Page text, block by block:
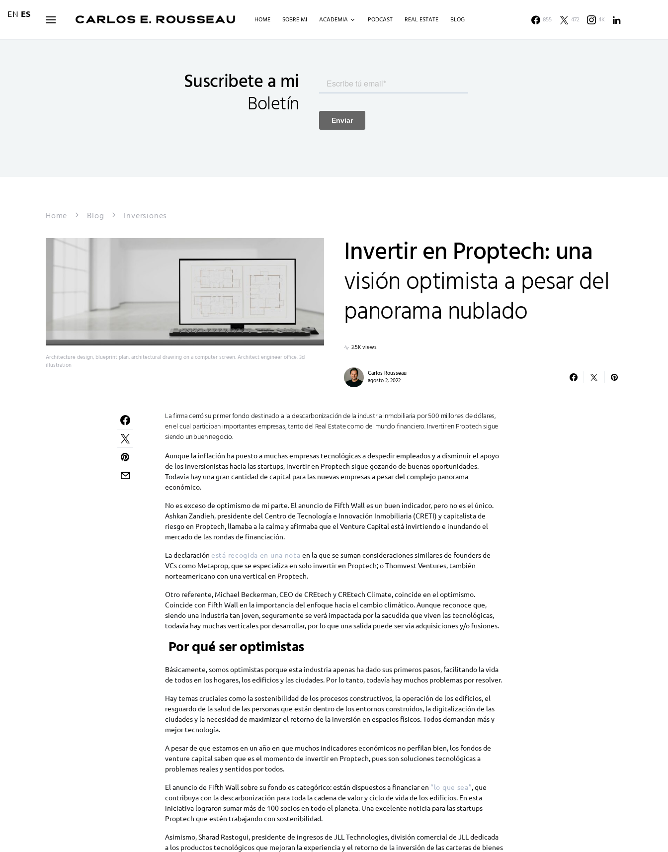
HOME SOBRE MI ACADEMIA PODCAST REAL ESTATE BLOG 855 472 4K
Suscribete a mi
Boletín
Home Blog Inversiones
Architecture design, blueprint plan, architectural drawing on a computer screen. Architect engineer office. 3d
illustration
Invertir en Proptech: una
visión optimista a pesar del
panorama nublado
3.5K views
Carlos Rousseau
agosto 2, 2022
La firma cerró su primer fondo destinado a la descarbonización de la industria inmobiliaria por 500 millones de dólares,
en el cual participan importantes empresas, tanto del Real Estate como del mundo financiero. Invertir en Proptech sigue
siendo un buen negocio.
Aunque la inflación ha puesto a muchas empresas tecnológicas a despedir empleados y a disminuir el apoyo
de los inversionistas hacia las startups, invertir en Proptech sigue gozando de buenas oportunidades.
Todavía hay una gran cantidad de capital para las nuevas empresas a pesar del complejo panorama
económico.
No es exceso de optimismo de mi parte. El anuncio de Fifth Wall es un buen indicador, pero no es el único.
Ashkan Zandieh, presidente del Centro de Tecnología e Innovación Inmobiliaria (CRETI) y capitalista de
riesgo en Proptech, llamaba a la calma y afirmaba que el Venture Capital está invirtiendo e inundando el
mercado de las rondas de financiación.
La declaración está recogida en una nota en la que se suman consideraciones similares de founders de
VCs como Metaprop, que se especializa en solo invertir en Proptech; o Thomvest Ventures, también
norteamericano con una vertical en Proptech.
Otro referente, Michael Beckerman, CEO de CREtech y CREtech Climate, coincide en el optimismo.
Coincide con Fifth Wall en la importancia del enfoque hacia el cambio climático. Aunque reconoce que,
siendo una industria tan joven, seguramente se verá impactada por la sacudida que viven las tecnológicas,
todavía hay muchas verticales por desarrollar, por lo que una salida puede ser vía adquisiciones y/o fusiones.
Por qué ser optimistas
Básicamente, somos optimistas porque esta industria apenas ha dado sus primeros pasos, facilitando la vida
de todos en los hogares, los edificios y las ciudades. Por lo tanto, todavía hay muchos problemas por resolver.
Hay temas cruciales como la sostenibilidad de los procesos constructivos, la operación de los edificios, el
resguardo de la salud de las personas que están dentro de los entornos construidos, la digitalización de las
ciudades y la necesidad de maximizar el retorno de la inversión en espacios físicos. Todos demandan más y
mejor tecnología.
A pesar de que estamos en un año en que muchos indicadores económicos no perfilan bien, los fondos de
venture capital saben que es el momento de invertir en Proptech, pues son soluciones tecnológicas a
problemas reales y sentidos por todos.
El anuncio de Fifth Wall sobre su fondo es categórico: están dispuestos a financiar en “lo que sea”, que
contribuya con la descarbonización para toda la cadena de valor y ciclo de vida de los edificios. En esta
iniciativa lograron sumar más de 100 socios en todo el planeta. Una excelente noticia para las startups
Proptech que estén trabajando con sostenibilidad.
Asimismo, Sharad Rastogui, presidente de ingresos de JLL Technologies, división comercial de JLL dedicada
a los productos tecnológicos que mejoran la experiencia y el retorno de la inversión de las carteras de bienes
EN ES